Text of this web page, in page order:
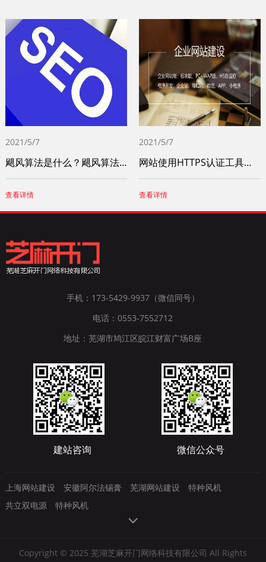
2021/5/7
飓风算法是什么？飓风算法主要针对哪些问题？（1）
查看详情
2021/5/7
网站使用HTTPS认证工具需要注意哪些问题
查看详情
手机：173-5429-9937（微信同号）
电话：0553-7552712
地址：芜湖市鸠江区皖江财富广场B座
建站咨询 微信公众号
上海网站建设 安徽阿尔法锡膏 芜湖网站建设
特种风机
共立双电源
特种风机
Copyright © 2025 芜湖芝麻开门网络科技有限公司 All Rights